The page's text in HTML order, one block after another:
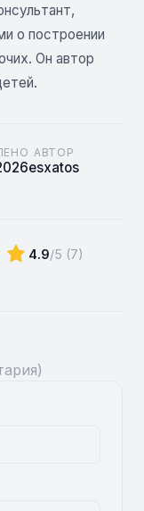
о построении
Он автор
АВТОР
esxatos
4.9/5 (7)